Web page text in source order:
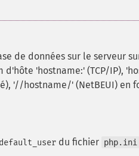
de données sur le serveur
'hostname:' (TCP/IP),
'//hostname/' (NetBEUI) en
du fichier php.ini